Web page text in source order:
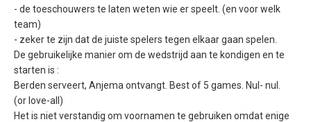
- de toeschouwers te laten weten wie er speelt. (en voor welk
team)
- zeker te zijn dat de juiste spelers tegen elkaar gaan spelen.
De gebruikelijke manier om de wedstrijd aan te kondigen en te
starten is :
Berden serveert, Anjema ontvangt. Best of 5 games. Nul- nul.
(or love-all)
Het is niet verstandig om voornamen te gebruiken omdat enige